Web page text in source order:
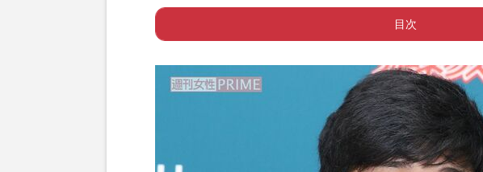
目次
Page 1 ー 明かされる大谷のハワイ別荘の情報
ー 大谷を“広告塔”としたビジネス
ー 下見同伴したのは真美子さんか水原氏か